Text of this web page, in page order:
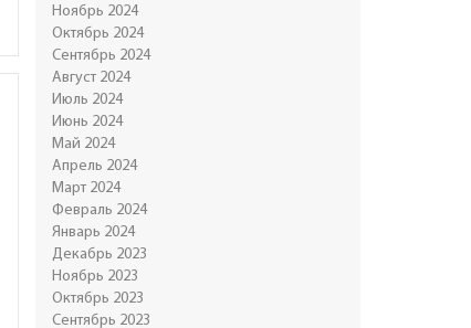
Ноябрь 2024
Октябрь 2024
Сентябрь 2024
Август 2024
Июль 2024
Июнь 2024
Май 2024
Апрель 2024
Март 2024
Февраль 2024
Январь 2024
Декабрь 2023
Ноябрь 2023
Октябрь 2023
Сентябрь 2023